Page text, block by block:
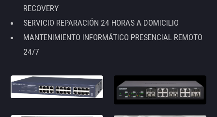
RECOVERY
SERVICIO REPARACIÓN 24 HORAS A DOMICILIO
MANTENIMIENTO INFORMÁTICO PRESENCIAL REMOTO
24/7